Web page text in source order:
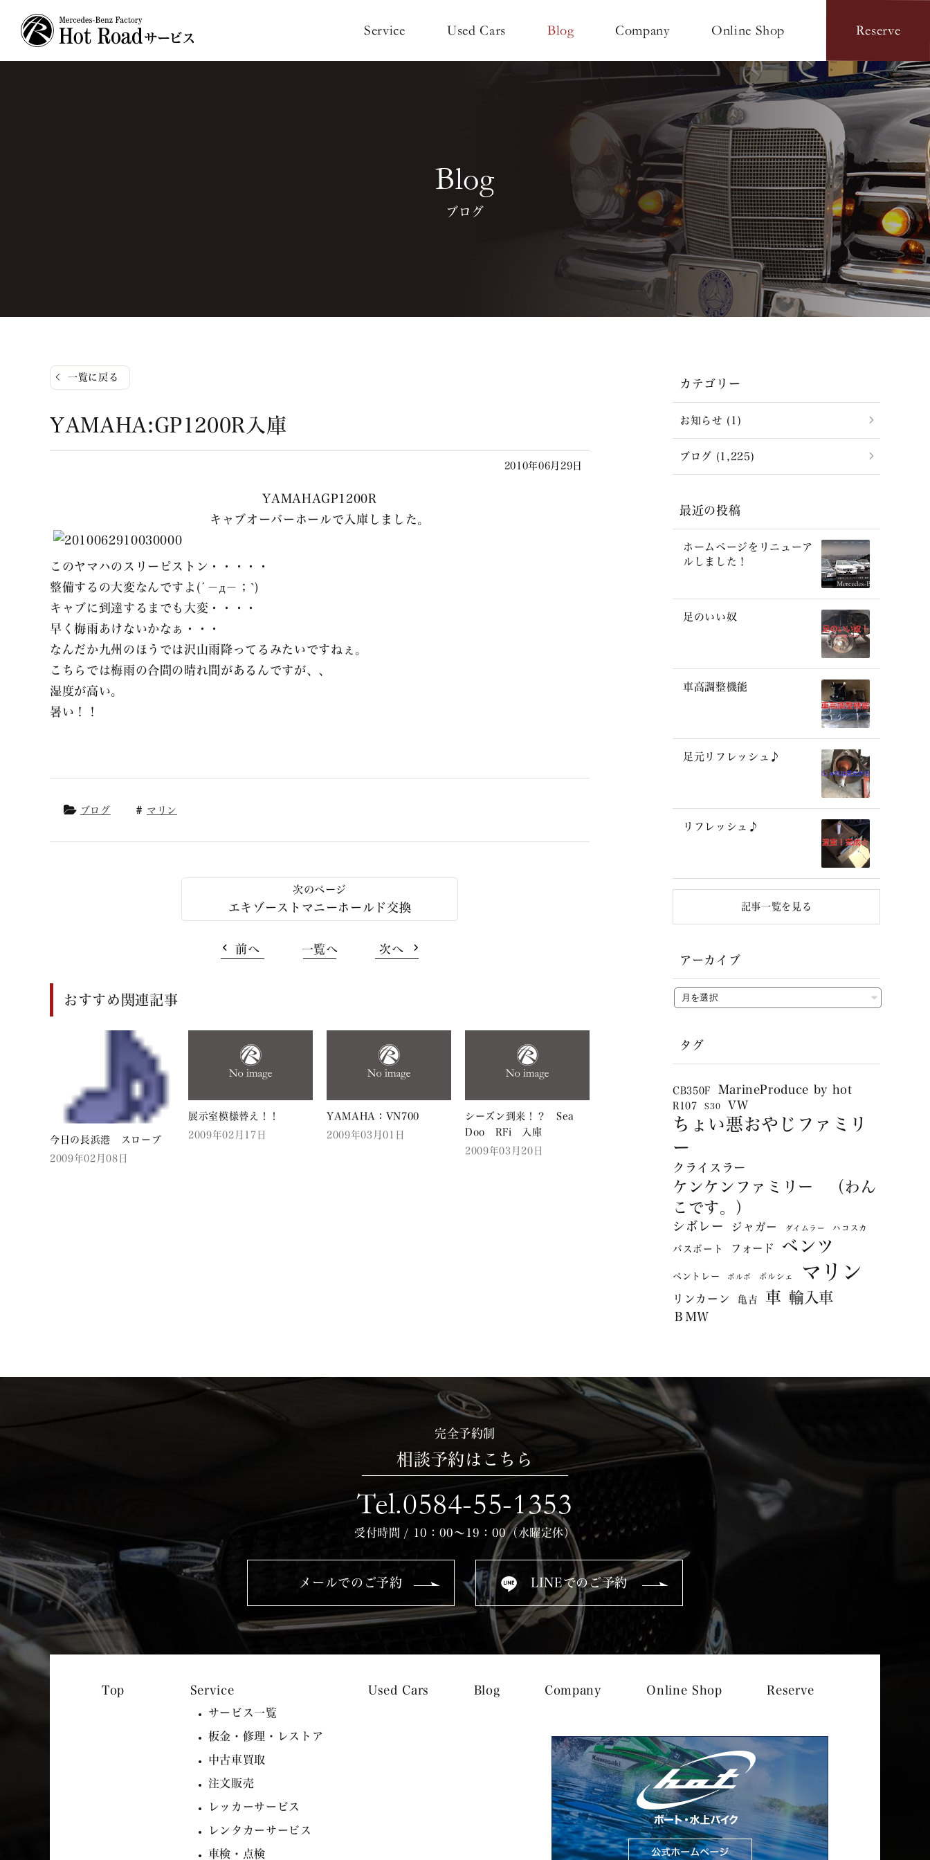
Service Used Cars Blog Company Online Shop Reserve
Blog
ブログ
一覧に戻る
YAMAHA:GP1200R入庫
2010年06月29日
YAMAHAGP1200R
キャブオーバーホールで入庫しました。
このヤマハのスリーピストン・・・・・
整備するの大変なんですよ(´－д－；`)
キャブに到達するまでも大変・・・・
早く梅雨あけないかなぁ・・・
なんだか九州のほうでは沢山雨降ってるみたいですねぇ。
こちらでは梅雨の合間の晴れ間があるんですが、、
湿度が高い。
暑い！！
ブログ マリン
エキゾーストマニーホールド交換
前へ 一覧へ 次へ
おすすめ関連記事
今日の長浜港 スロープ
2009年02月08日
展示室模様替え！！
2009年02月17日
YAMAHA：VN700
2009年03月01日
シーズン到来！？ Sea
Doo RFi 入庫
2009年03月20日
カテゴリー
お知らせ (1)
ブログ (1,225)
最近の投稿
ホームページをリニューア
ルしました！
足のいい奴
車高調整機能
足元リフレッシュ♪
リフレッシュ♪
記事一覧を見る
アーカイブ
タグ
CB350F MarineProduce by hot
R107 S30 VW
ちょい悪おやじファミリ
ー
クライスラー
ケンケンファミリー （わん
こです。）
シボレー ジャガー ダイムラー ハコスカ
バスボート フォード ベンツ
ベントレー ボルボ ポルシェ マリン
リンカーン 亀吉 車 輸入車
ＢＭＷ
完全予約制
相談予約はこちら
Tel.0584-55-1353
受付時間 / 10：00～19：00（水曜定休）
メールでのご予約 LINEでのご予約
Service
サービス一覧
板金・修理・レストア
中古車買取
注文販売
レッカーサービス
レンタカーサービス
車検・点検
Used Cars Blog Company Online Shop Reserve